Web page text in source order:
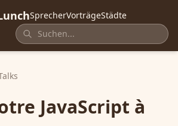
SprecherVorträgeStädte
JavaScript à